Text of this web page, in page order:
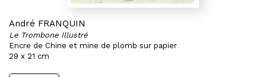
André FRANQUIN
Le Trombone Illustré
Encre de Chine et mine de plomb sur papier
29 x 21 cm